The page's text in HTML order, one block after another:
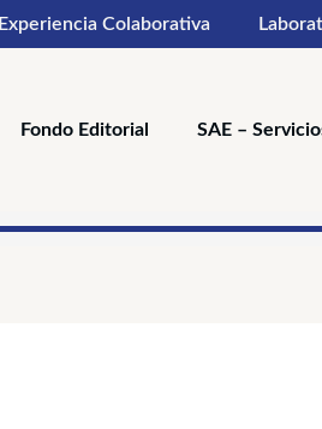
Experiencia Colaborativa
Fondo Editorial SAE –